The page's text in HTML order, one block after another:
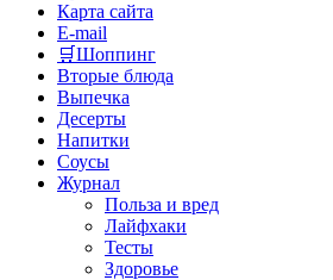
Карта сайта
E-mail
🛒Шоппинг
Вторые блюда
Выпечка
Десерты
Напитки
Соусы
Журнал
Польза и вред
Лайфхаки
Тесты
Здоровье